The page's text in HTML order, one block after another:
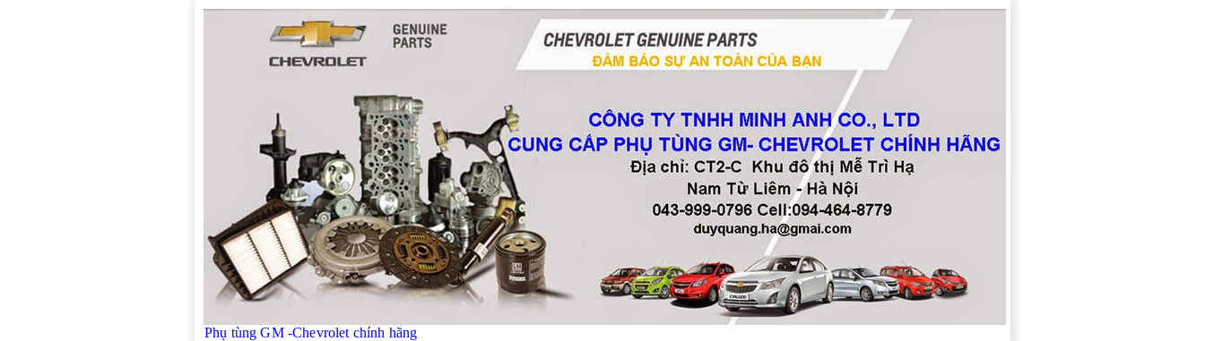
Phụ tùng GM -Chevrolet chính hãng